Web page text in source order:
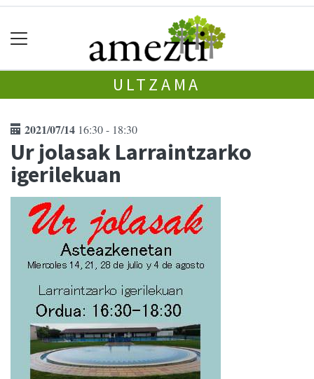
ULTZAMA
2021/07/14 16:30 - 18:30
Ur jolasak Larraintzarko
igerilekuan